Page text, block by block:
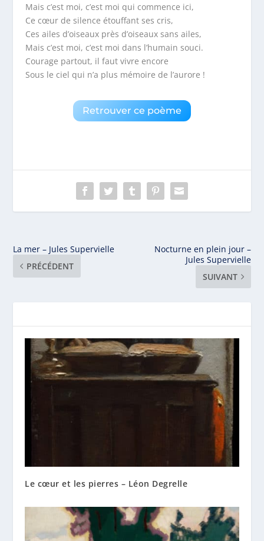
Mais c’est moi, c’est moi qui commence ici,
Ce cœur de silence étouffant ses cris,
Ces ailes d’oiseaux près d’oiseaux sans ailes,
Mais c’est moi, c’est moi dans l’humain souci.
Courage partout, il faut vivre encore
Sous le ciel qui n’a plus mémoire de l’aurore !
Retrouver ce poème
La mer – Jules Supervielle
PRÉCÉDENT
Nocturne en plein jour –
Jules Supervielle
SUIVANT
Le cœur et les pierres – Léon Degrelle